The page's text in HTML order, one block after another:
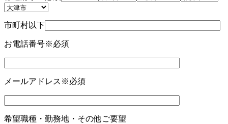
市町村以下
お電話番号※必須
メールアドレス ※必須
希望職種・勤務地・その他ご要望